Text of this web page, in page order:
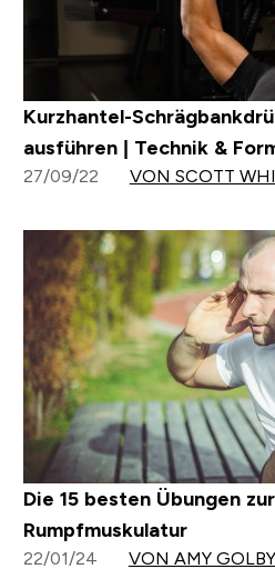
Kurzhantel-
ausführen | Technik &
27/09/22 VON SCOTT
Die 15 besten Übungen
Rumpfmuskulatur
22/01/24 VON AMY GOLBY